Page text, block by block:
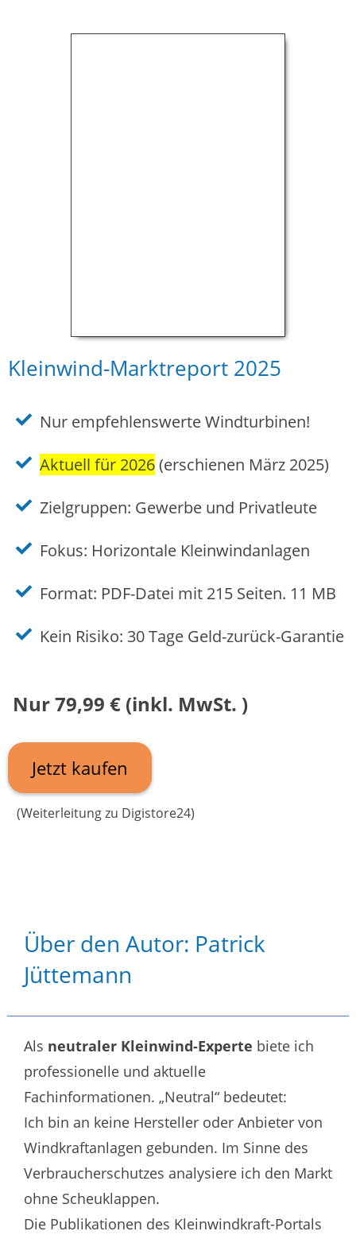
Kleinwind-Marktreport 2025
Nur empfehlenswerte Windturbinen!
Aktuell für 2026(erschienen März 2025)
Zielgruppen: Gewerbe und Privatleute
Fokus: Horizontale Kleinwindanlagen
Format: PDF-Datei mit 215 Seiten. 11 MB
Kein Risiko: 30 Tage Geld-zurück-Garantie
Nur 79,99 € (inkl. MwSt. )
Jetzt kaufen
(Weiterleitung zu Digistore24)
Über den Autor: Patrick
Jüttemann
Als neutraler Kleinwind-Experte biete ich
professionelle und aktuelle
Fachinformationen. „Neutral“ bedeutet:
Ich bin an keine Hersteller oder Anbieter von
Windkraftanlagen gebunden. Im Sinne des
Verbraucherschutzes analysiere ich den Markt
ohne Scheuklappen.
Die Publikationen des Kleinwindkraft-Portals